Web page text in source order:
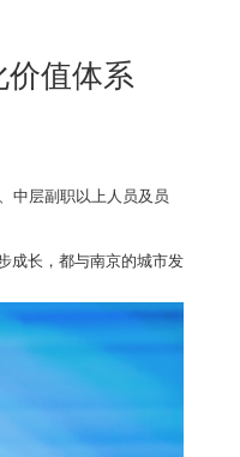
值体系
中层副职以上人员及员
成长，都与南京的城市发